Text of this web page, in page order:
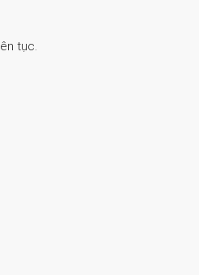
tục.